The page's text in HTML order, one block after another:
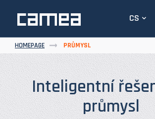
CS
HOMEPAGE PRŮMYSL
Inteligentní
průmysl